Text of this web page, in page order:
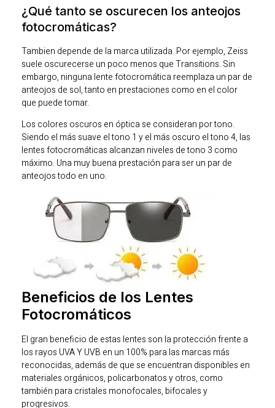
¿Qué tanto se oscurecen los anteojos
fotocromáticas?
Tambien depende de la marca utilizada. Por ejemplo, Zeiss
suele oscurecerse un poco menos que Transitions. Sin
embargo, ninguna lente fotocromática reemplaza un par de
anteojos de sol, tanto en prestaciones como en el color
que puede tomar.
Los colores oscuros en óptica se consideran por tono.
Siendo el más suave el tono 1 y el más oscuro el tono 4, las
lentes fotocromáticas alcanzan niveles de tono 3 como
máximo. Una muy buena prestación para ser un par de
anteojos todo en uno.
Beneficios de los Lentes
Fotocromáticos
El gran beneficio de estas lentes son la protección frente a
los rayos UVA Y UVB en un 100% para las marcas más
reconocidas, además de que se encuentran disponibles en
materiales orgánicos, policarbonatos y otros, como
también para cristales monofocales, bifocales y
progresivos.